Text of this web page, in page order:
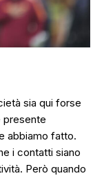
sia qui forse
presente
abbiamo fatto.
i contatti siano
Però quando